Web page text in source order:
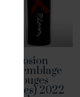
X-Plosion
(Assemblage
de rouges
nobles) 2022